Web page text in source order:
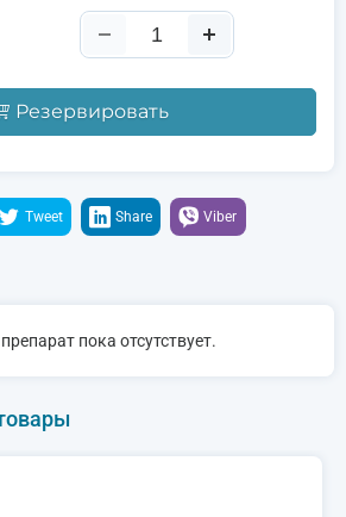
Резервировать
Tweet Share Viber
пока отсутствует.